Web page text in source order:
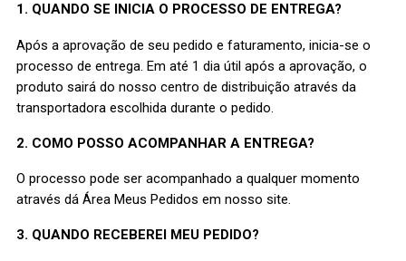
1. QUANDO SE INICIA O PROCESSO DE ENTREGA?
Após a aprovação de seu pedido e faturamento, inicia-se o
processo de entrega. Em até 1 dia útil após a aprovação, o
produto sairá do nosso centro de distribuição através da
transportadora escolhida durante o pedido.
2. COMO POSSO ACOMPANHAR A ENTREGA?
O processo pode ser acompanhado a qualquer momento
através dá Área Meus Pedidos em nosso site.
3. QUANDO RECEBEREI MEU PEDIDO?